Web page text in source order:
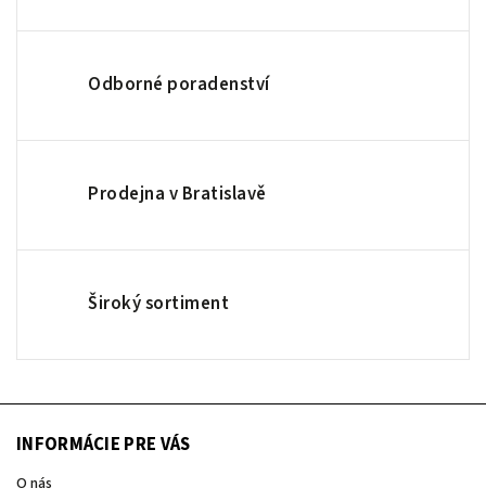
Odborné poradenství
Prodejna v Bratislavě
Široký sortiment
INFORMÁCIE PRE VÁS
O nás